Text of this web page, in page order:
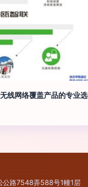
线网络覆盖产品的专业选
公路7548弄588号1幢1层